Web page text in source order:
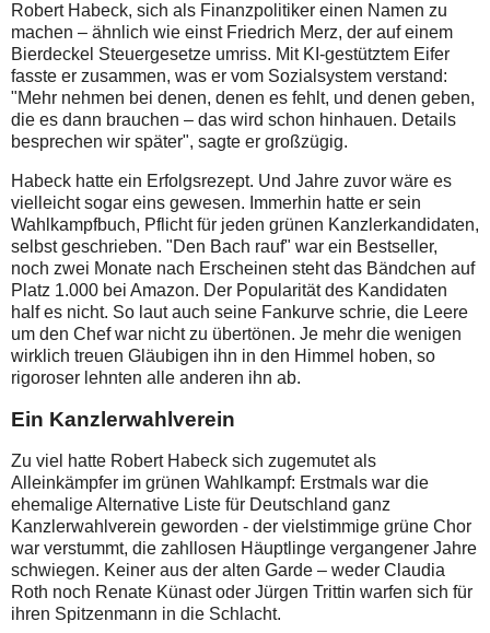
Robert Habeck, sich als Finanzpolitiker einen Namen zu
machen – ähnlich wie einst Friedrich Merz, der auf einem
Bierdeckel Steuergesetze umriss. Mit KI-gestütztem Eifer
fasste er zusammen, was er vom Sozialsystem verstand:
"Mehr nehmen bei denen, denen es fehlt, und denen geben,
die es dann brauchen – das wird schon hinhauen. Details
besprechen wir später", sagte er großzügig.
Habeck hatte ein Erfolgsrezept. Und Jahre zuvor wäre es
vielleicht sogar eins gewesen. Immerhin hatte er sein
Wahlkampfbuch, Pflicht für jeden grünen Kanzlerkandidaten,
selbst geschrieben. "Den Bach rauf" war ein Bestseller,
noch zwei Monate nach Erscheinen steht das Bändchen auf
Platz 1.000 bei Amazon. Der Popularität des Kandidaten
half es nicht. So laut auch seine Fankurve schrie, die Leere
um den Chef war nicht zu übertönen. Je mehr die wenigen
wirklich treuen Gläubigen ihn in den Himmel hoben, so
rigoroser lehnten alle anderen ihn ab.
Ein Kanzlerwahlverein
Zu viel hatte Robert Habeck sich zugemutet als
Alleinkämpfer im grünen Wahlkampf: Erstmals war die
ehemalige Alternative Liste für Deutschland ganz
Kanzlerwahlverein geworden - der vielstimmige grüne Chor
war verstummt, die zahllosen Häuptlinge vergangener Jahre
schwiegen. Keiner aus der alten Garde – weder Claudia
Roth noch Renate Künast oder Jürgen Trittin warfen sich für
ihren Spitzenmann in die Schlacht.